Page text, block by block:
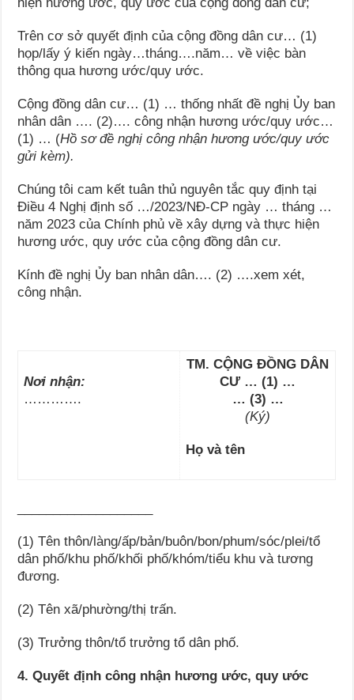
Trên cơ sở quyết định của cộng đồng dân cư… (1)
họp/lấy ý kiến ngày…tháng….năm… về việc bàn
thông qua hương ước/quy ước.
Cộng đồng dân cư… (1) … thống nhất đề nghị Ủy ban
nhân dân …. (2)…. công nhận hương ước/quy ước…
(1) … (Hồ sơ đề nghị công nhận hương ước/quy ước
gửi kèm).
Chúng tôi cam kết tuân thủ nguyên tắc quy định tại
Điều 4 Nghị định số …/2023/NĐ-CP ngày … tháng …
năm 2023 của Chính phủ về xây dựng và thực hiện
hương ước, quy ước của cộng đồng dân cư.
Kính đề nghị Ủy ban nhân dân…. (2) ….xem xét,
công nhận.
Nơi nhận:
………….
TM. CỘNG ĐỒNG DÂN
CƯ … (1) …
… (3) …
(Ký)
Họ và tên
(1) Tên thôn/làng/ấp/bản/buôn/bon/phum/sóc/plei/tổ
dân phố/khu phố/khối phố/khóm/tiểu khu và tương
đương.
(2) Tên xã/phường/thị trấn.
(3) Trưởng thôn/tổ trưởng tổ dân phố.
4. Quyết định công nhận hương ước, quy ước